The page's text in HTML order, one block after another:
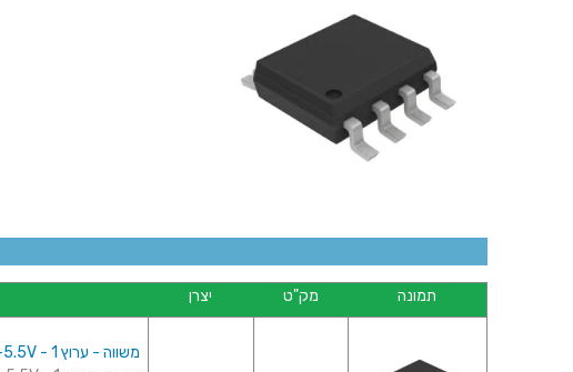
תמונה מק"ט יצרן
משווה - ערוץ 1 - SMD - 4.5ns - 2.5V-5.5V